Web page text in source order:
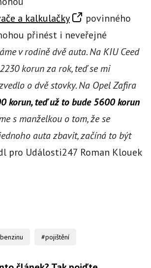
a kalkulačky
povinného
přinést i neveřejné
v rodině dvě auta. Na KIU Ceed
korun za rok, teď se mi
o dvě stovky. Na Opel Zafira
korun, teď už to bude 5600 korun
s manželkou o tom, že se
auta zbavit, začíná to být
pro Události247 Roman Klouek
#pojištění